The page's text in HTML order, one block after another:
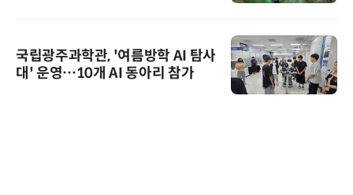
국립광주과학관, '여름방학 AI 탐사
대' 운영…10개 AI 동아리 참가